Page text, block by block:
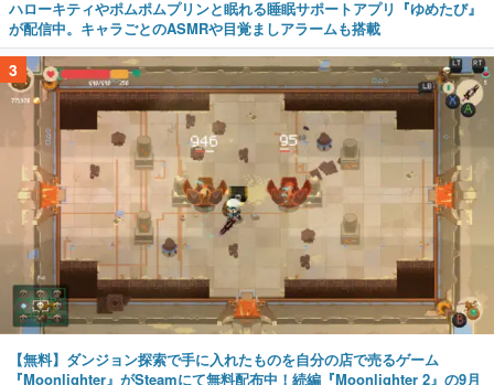
ハローキティやポムポムプリンと眠れる睡眠サポートアプリ『ゆめたび』
が配信中。キャラごとのASMRや目覚ましアラームも搭載
3
【無料】ダンジョン探索で手に入れたものを自分の店で売るゲーム
『Moonlighter』がSteamにて無料配布中！続編『Moonlighter 2』の9月